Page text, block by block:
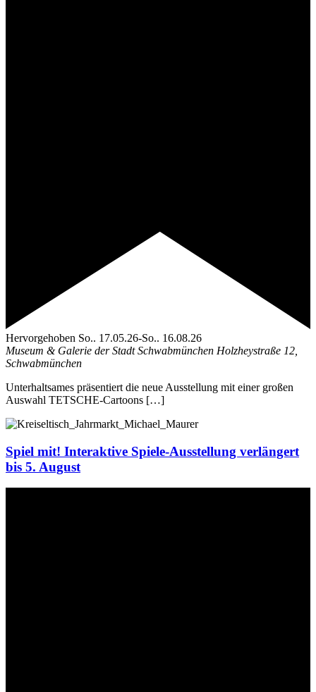
Hervorgehoben So.. 17.05.26-So.. 16.08.26
Museum & Galerie der Stadt Schwabmünchen Holzheystraße 12,
Schwabmünchen
Unterhaltsames präsentiert die neue Ausstellung mit einer großen
Auswahl TETSCHE-Cartoons […]
Spiel mit! Interaktive Spiele-Ausstellung verlängert
bis 5. August